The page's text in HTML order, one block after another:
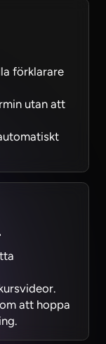
förklarare
utan att
att hoppa